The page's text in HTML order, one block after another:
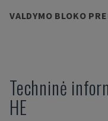
VALDYMO BLOKO
Techninė
HE